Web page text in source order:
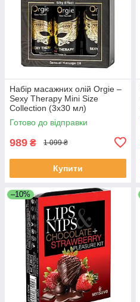
Набір масажних олій Orgie –
Sexy Therapy Mini Size
Collection (3х30 мл)
Готово до відправки
989 ₴ 1 099 ₴
Купити
–10%